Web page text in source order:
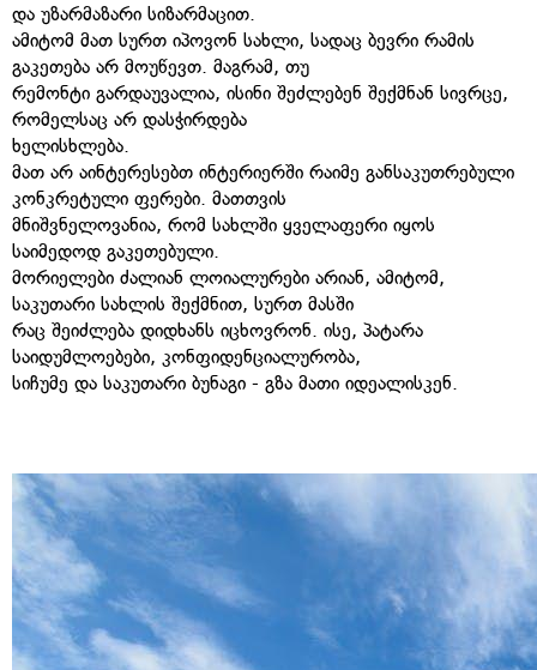
და უზარმაზარი სიზარმაცით.
ამიტომ მათ სურთ იპოვონ სახლი, სადაც ბევრი რამის
გაკეთება არ მოუწევთ. მაგრამ, თუ
რემონტი გარდაუვალია, ისინი შეძლებენ შექმნან სივრცე,
რომელსაც არ დასჭირდება
ხელისხლება.
მათ არ აინტერესებთ ინტერიერში რაიმე განსაკუთრებული
კონკრეტული ფერები. მათთვის
მნიშვნელოვანია, რომ სახლში ყველაფერი იყოს
საიმედოდ გაკეთებული.
მორიელები ძალიან ლოიალურები არიან, ამიტომ,
საკუთარი სახლის შექმნით, სურთ მასში
რაც შეიძლება დიდხანს იცხოვრონ. ისე, პატარა
საიდუმლოებები, კონფიდენციალურობა,
სიჩუმე და საკუთარი ბუნაგი - გზა მათი იდეალისკენ.